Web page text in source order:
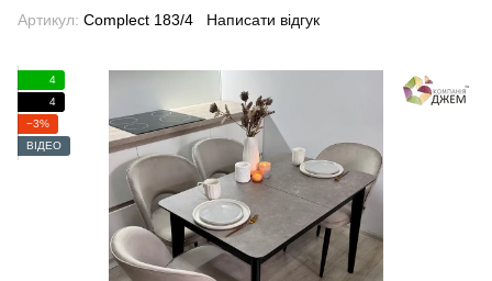
Артикул: Complect 183/4 Написати відгук
4
4
−3%
ВІДЕО